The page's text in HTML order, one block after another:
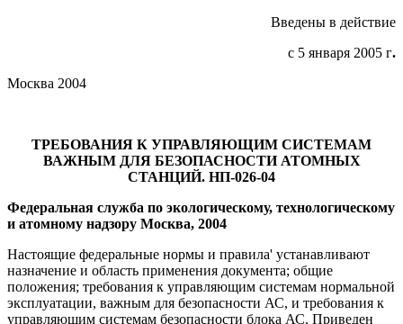
Введены в действие
с 5 января 2005 г.
Москва 2004
ТРЕБОВАНИЯ К УПРАВЛЯЮЩИМ СИСТЕМАМ
ВАЖНЫМ ДЛЯ БЕЗОПАСНОСТИ АТОМНЫХ
СТАНЦИЙ. НП-026-04
Федеральная служба по экологическому, технологическому
и атомному надзору Москва, 2004
Настоящие федеральные нормы и правила' устанавливают
назначение и область применения документа; общие
положения; требования к управляющим системам нормальной
эксплуатации, важным для безопасности АС, и требования к
управляющим системам безопасности блока АС. Приведен